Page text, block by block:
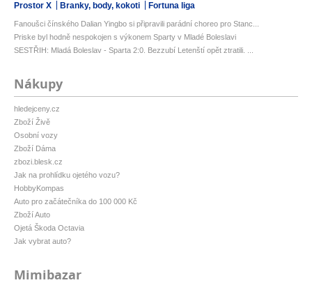
Prostor X Branky, body, kokoti Fortuna liga
Fanoušci čínského Dalian Yingbo si připravili parádní choreo pro Stanc...
Priske byl hodně nespokojen s výkonem Sparty v Mladé Boleslavi
SESTŘIH: Mladá Boleslav - Sparta 2:0. Bezzubí Letenští opět ztratili. ...
Nákupy
hledejceny.cz
Zboží Živě
Osobní vozy
Zboží Dáma
zbozi.blesk.cz
Jak na prohlídku ojetého vozu?
HobbyKompas
Auto pro začátečníka do 100 000 Kč
Zboží Auto
Ojetá Škoda Octavia
Jak vybrat auto?
Mimibazar